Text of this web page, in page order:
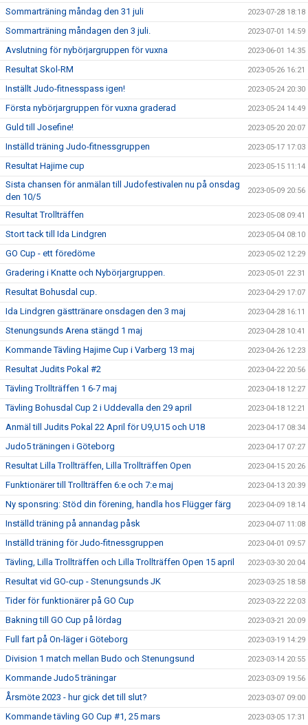
Sommarträning måndag den 31 juli 2023-07-28 18:18
Sommarträning måndagen den 3 juli. 2023-07-01 14:59
Avslutning för nybörjargruppen för vuxna 2023-06-01 14:35
Resultat Skol-RM 2023-05-26 16:21
Inställt Judo-fitnesspass igen! 2023-05-24 20:30
Första nybörjargruppen för vuxna graderad 2023-05-24 14:49
Guld till Josefine! 2023-05-20 20:07
Inställd träning Judo-fitnessgruppen 2023-05-17 17:03
Resultat Hajime cup 2023-05-15 11:14
Sista chansen för anmälan till Judofestivalen nu på onsdag
den 10/5
2023-05-09 20:56
Resultat Trollträffen 2023-05-08 09:41
Stort tack till Ida Lindgren 2023-05-04 08:10
GO Cup - ett föredöme 2023-05-02 12:29
Gradering i Knatte och Nybörjargruppen. 2023-05-01 22:31
Resultat Bohusdal cup. 2023-04-29 17:07
Ida Lindgren gästtränare onsdagen den 3 maj 2023-04-28 16:11
Stenungsunds Arena stängd 1 maj 2023-04-28 10:41
Kommande Tävling Hajime Cup i Varberg 13 maj 2023-04-26 12:23
Resultat Judits Pokal #2 2023-04-22 20:56
Tävling Trollträffen 1 6-7 maj 2023-04-18 12:27
Tävling Bohusdal Cup 2 i Uddevalla den 29 april 2023-04-18 12:21
Anmäl till Judits Pokal 22 April för U9,U15 och U18 2023-04-17 08:34
Judo5 träningen i Göteborg 2023-04-17 07:27
Resultat Lilla Trollträffen, Lilla Trollträffen Open 2023-04-15 20:26
Funktionärer till Trollträffen 6:e och 7:e maj 2023-04-13 20:39
Ny sponsring: Stöd din förening, handla hos Flügger färg 2023-04-09 18:14
Inställd träning på annandag påsk 2023-04-07 11:08
Inställd träning för Judo-fitnessgruppen 2023-04-01 09:57
Tävling, Lilla Trollträffen och Lilla Trollträffen Open 15 april 2023-03-30 20:04
Resultat vid GO-cup - Stenungsunds JK 2023-03-25 18:58
Tider för funktionärer på GO Cup 2023-03-22 22:03
Bakning till GO Cup på lördag 2023-03-21 20:09
Full fart på On-läger i Göteborg 2023-03-19 14:29
Division 1 match mellan Budo och Stenungsund 2023-03-14 20:55
Kommande Judo5 träningar 2023-03-09 19:56
Årsmöte 2023 - hur gick det till slut? 2023-03-07 09:00
Kommande tävling GO Cup #1, 25 mars 2023-03-05 17:31